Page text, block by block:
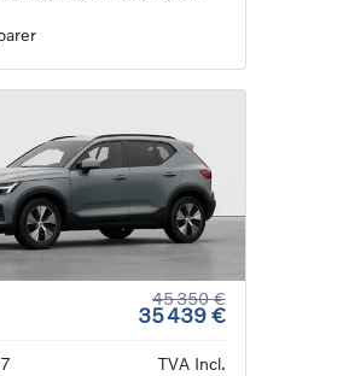
45 350 €
35 439 €
TVA Incl.